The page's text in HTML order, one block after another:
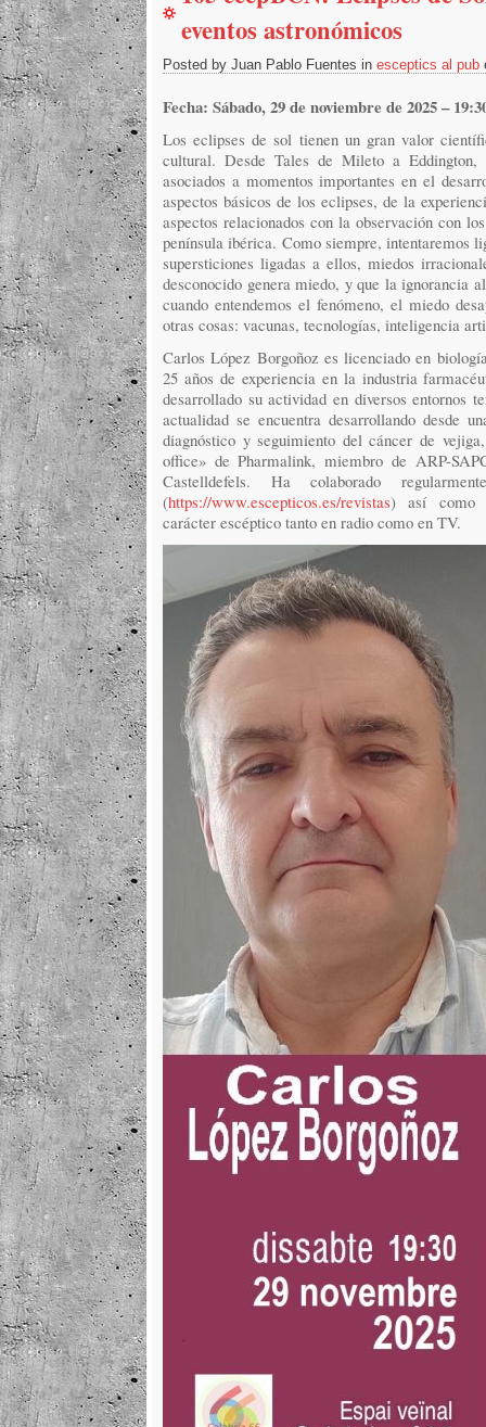
eventos astronómicos
Posted by Juan Pablo Fuentes in esceptics al pub
Fecha: Sábado, 29 de noviembre de 2025 –
Los eclipses de sol tienen un gran valor
cultural. Desde Tales de Mileto a Eddington,
asociados a momentos importantes en el
aspectos básicos de los eclipses, de la
aspectos relacionados con la observación con
península ibérica. Como siempre, intentaremos
supersticiones ligadas a ellos, miedos
desconocido genera miedo, y que la ignorancia
cuando entendemos el fenómeno, el miedo
otras cosas: vacunas, tecnologías, inteligencia
Carlos López Borgoñoz es licenciado en
25 años de experiencia en la industria
desarrollado su actividad en diversos entornos
actualidad se encuentra desarrollando desde
diagnóstico y seguimiento del cáncer de
office» de Pharmalink, miembro de ARP-
Castelldefels. Ha colaborado
(https://www.escepticos.es/revistas) así como
carácter escéptico tanto en radio como en TV.